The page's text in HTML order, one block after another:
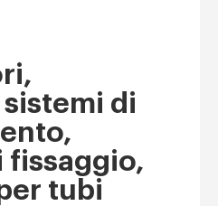
di
fissaggio,
tubi